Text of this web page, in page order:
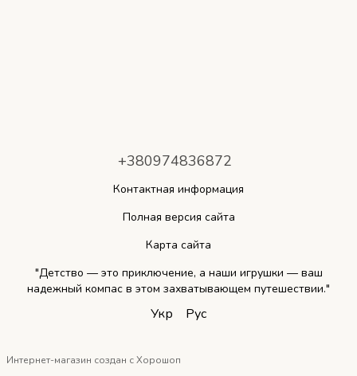
+380974836872
Контактная информация
Полная версия сайта
Карта сайта
"Детство — это приключение, а наши игрушки — ваш
надежный компас в этом захватывающем путешествии."
Укр Рус
Интернет-магазин создан с Хорошоп